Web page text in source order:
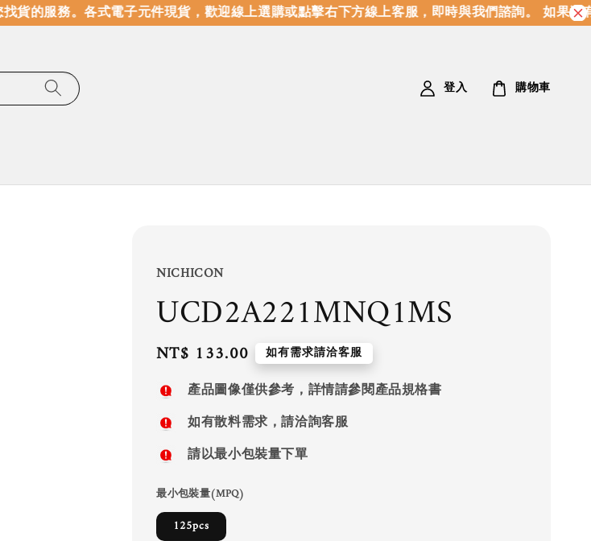
的服務。各式電子元件現貨，歡迎線上選購或點擊右下方線上客服，即時與我們諮詢。 如果沒
登入 購物車
NICHICON
UCD2A221MNQ1MS
Regular
price
NT$ 133.00 如有需求請洽客服
產品圖像僅供參考，詳情請參閱產品規格書
如有散料需求，請洽詢客服
請以最小包裝量下單
最小包裝量(MPQ)
125pcs